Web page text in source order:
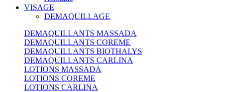
VISAGE
DEMAQUILLAGE
DEMAQUILLANTS MASSADA
DEMAQUILLANTS COREME
DEMAQUILLANTS BIOTHALYS
DEMAQUILLANTS CARLINA
LOTIONS MASSADA
LOTIONS COREME
LOTIONS CARLINA